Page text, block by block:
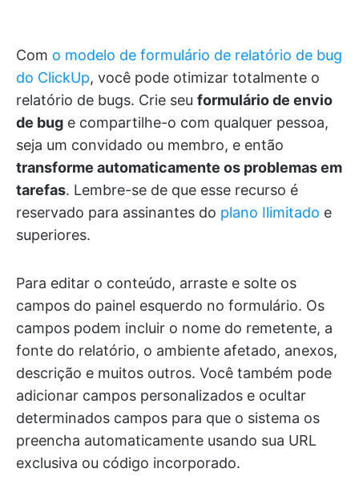
Com o modelo de formulário de relatório de bug
do ClickUp, você pode otimizar totalmente o
relatório de bugs. Crie seu formulário de envio
de bug e compartilhe-o com qualquer pessoa,
seja um convidado ou membro, e então
transforme automaticamente os problemas em
tarefas. Lembre-se de que esse recurso é
reservado para assinantes do plano Ilimitado e
superiores.
Para editar o conteúdo, arraste e solte os
campos do painel esquerdo no formulário. Os
campos podem incluir o nome do remetente, a
fonte do relatório, o ambiente afetado, anexos,
descrição e muitos outros. Você também pode
adicionar campos personalizados e ocultar
determinados campos para que o sistema os
preencha automaticamente usando sua URL
exclusiva ou código incorporado.